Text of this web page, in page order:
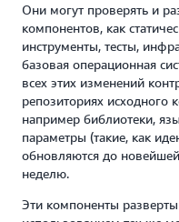
Они могут проверять и
компонентов, как
инструменты, тесты,
базовая операционная
всех этих изменений
репозиториях исходного
например библиотеки,
параметры (такие, как
обновляются до
неделю.
Эти компоненты